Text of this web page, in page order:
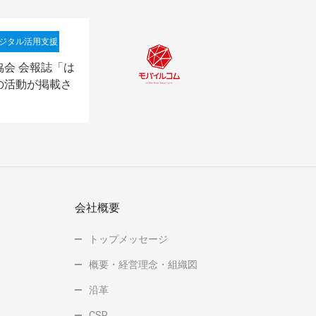
タル活用支援
会 会報誌「は
動が掲載さ
会社概要
トップメッセージ
概要・経営理念・組織図
沿革